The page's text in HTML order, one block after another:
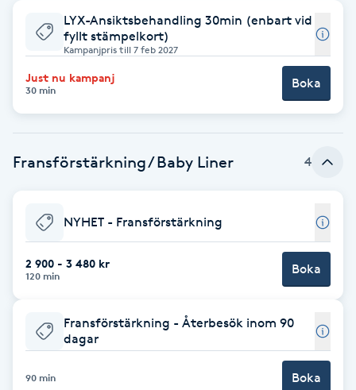
Babylights
Balayage
Bambumassage
Barber
Blowout
Bottenfärg
Brynformning
LYX-Ansiktsbehandling 30min (enbart vid
fyllt stämpelkort)
Kampanjpris till 7 feb 2027
Just nu kampanj
30 min Boka
Fransförstärkning / Baby Liner 4
NYHET - Fransförstärkning
2 900 - 3 480 kr
120 min Boka
Fransförstärkning - Återbesök inom 90
dagar
90 min Boka